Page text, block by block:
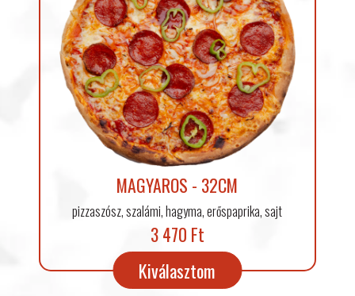
MAGYAROS - 32CM
pizzaszósz, szalámi, hagyma, erőspaprika, sajt
3 470 Ft
Kiválasztom